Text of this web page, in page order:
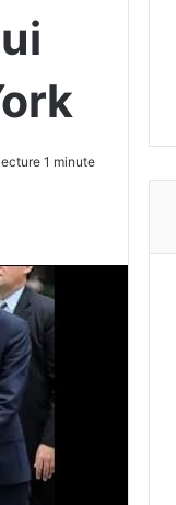
1 minute